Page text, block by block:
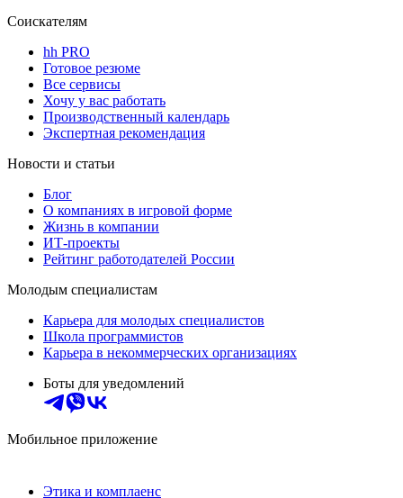
Соискателям
hh PRO
Готовое резюме
Все сервисы
Хочу у вас работать
Производственный календарь
Экспертная рекомендация
Новости и статьи
Блог
О компаниях в игровой форме
Жизнь в компании
ИТ-проекты
Рейтинг работодателей России
Молодым специалистам
Карьера для молодых специалистов
Школа программистов
Карьера в некоммерческих организациях
Боты для уведомлений
Мобильное приложение
Этика и комплаенс